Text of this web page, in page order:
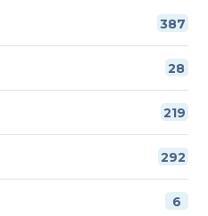
387
28
219
292
6